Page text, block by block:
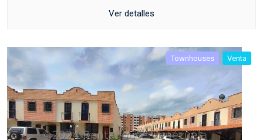
Ver detalles
Townhouses Venta